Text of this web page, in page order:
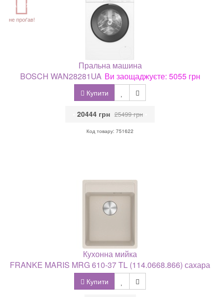
АКЦІЯ
не проґав!
Пральна машина
BOSCH WAN28281UA Ви заощаджуєте: 5055 грн
Купити
20444 грн 25499 грн
Код товару: 751622
Кухонна мийка
FRANKE MARIS MRG 610-37 TL (114.0668.866) сахара
Купити